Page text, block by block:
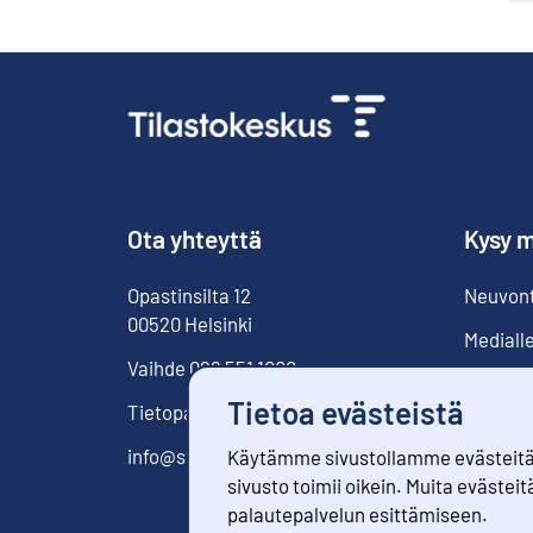
Tietoa evästeistä
Käytämme sivustollamme
sivusto toimii oikein. Muita
palautepalvelun esittämiseen.
Ota yhteyttä
Opastinsilta 12
00520 Helsinki
Vaihde 029 551 1000
Tietopalvelu029 551 2220
info@stat.fi
Kysy